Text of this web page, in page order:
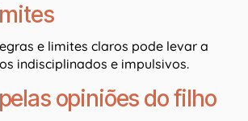
e limites claros pode levar a
indisciplinados e impulsivos.
opiniões do filho